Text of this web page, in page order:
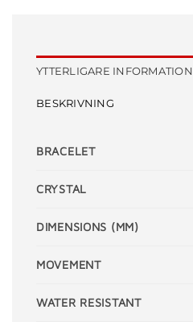
YTTERLIGARE INFORMATION
BESKRIVNING
BRACELET
CRYSTAL
DIMENSIONS (MM)
MOVEMENT
WATER RESISTANT